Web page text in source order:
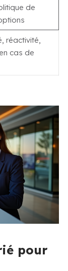
de
réactivité,
cas de
pour